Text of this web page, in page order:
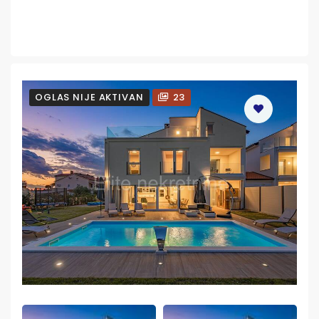
OGLAS NIJE AKTIVAN 23